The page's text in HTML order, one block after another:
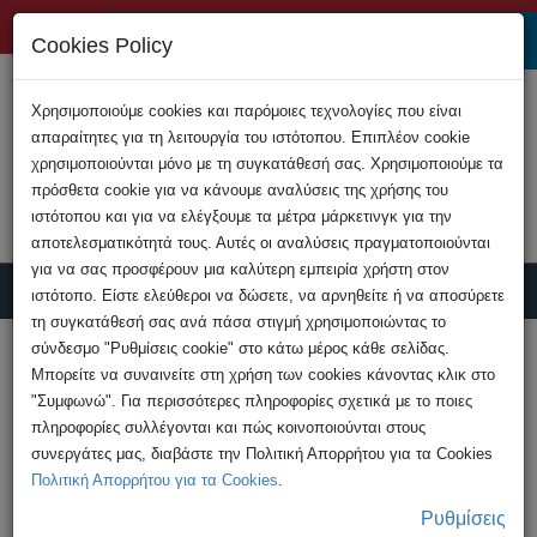
Υποβολή Καταγγελίας
HOME
Ανακοινώσεις
Κατηγορήθηκε γραπτώς άντρας ηλικίας 45
ετών για δημοσίευση ...
Cookies Policy
Χρησιμοποιούμε cookies και παρόμοιες τεχνολογίες που είναι
απαραίτητες για τη λειτουργία του ιστότοπου. Επιπλέον cookie
χρησιμοποιούνται μόνο με τη συγκατάθεσή σας. Χρησιμοποιούμε τα
πρόσθετα cookie για να κάνουμε αναλύσεις της χρήσης του
ιστότοπου και για να ελέγξουμε τα μέτρα μάρκετινγκ για την
αποτελεσματικότητά τους. Αυτές οι αναλύσεις πραγματοποιούνται
για να σας προσφέρουν μια καλύτερη εμπειρία χρήστη στον
ιστότοπο. Είστε ελεύθεροι να δώσετε, να αρνηθείτε ή να αποσύρετε
τη συγκατάθεσή σας ανά πάσα στιγμή χρησιμοποιώντας το
σύνδεσμο "Ρυθμίσεις cookie" στο κάτω μέρος κάθε σελίδας.
Μπορείτε να συναινείτε στη χρήση των cookies κάνοντας κλικ στο
"Συμφωνώ". Για περισσότερες πληροφορίες σχετικά με το ποιες
πληροφορίες συλλέγονται και πώς κοινοποιούνται στους
συνεργάτες μας, διαβάστε την Πολιτική Απορρήτου για τα Cookies
Πολιτική Απορρήτου για τα Cookies.
Ρυθμίσεις